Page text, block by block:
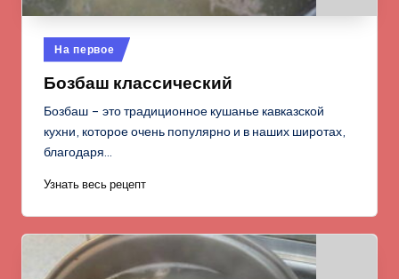
Опубликовано
в
На первое
Бозбаш классический
Бозбаш – это традиционное кушанье кавказской
кухни, которое очень популярно и в наших широтах,
благодаря…
Узнать весь рецепт